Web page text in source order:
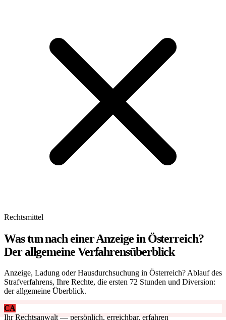
Rechtsmittel
Was tun nach einer Anzeige in Österreich?
Der allgemeine Verfahrensüberblick
Anzeige, Ladung oder Hausdurchsuchung in Österreich? Ablauf des
Strafverfahrens, Ihre Rechte, die ersten 72 Stunden und Diversion:
der allgemeine Überblick.
CA
Ihr Rechtsanwalt — persönlich, erreichbar, erfahren